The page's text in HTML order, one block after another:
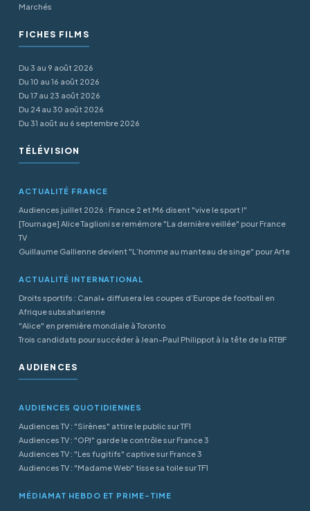
Marchés
FICHES FILMS
Du 3 au 9 août 2026
Du 10 au 16 août 2026
Du 17 au 23 août 2026
Du 24 au 30 août 2026
Du 31 août au 6 septembre 2026
TÉLÉVISION
ACTUALITÉ FRANCE
Audiences juillet 2026 : France 2 et M6 disent "vive le sport !"
[Tournage] Alice Taglioni se remémore "La dernière veillée" pour France
TV
Guillaume Gallienne devient "L’homme au manteau de singe" pour Arte
ACTUALITÉ INTERNATIONAL
Droits sportifs : Canal+ diffusera les coupes d’Europe de football en
Afrique subsaharienne
"Alice" en première mondiale à Toronto
Trois candidats pour succéder à Jean-Paul Philippot à la tête de la RTBF
AUDIENCES
AUDIENCES QUOTIDIENNES
Audiences TV : "Sirènes" attire le public sur TF1
Audiences TV : "OPJ" garde le contrôle sur France 3
Audiences TV : "Les fugitifs" captive sur France 3
Audiences TV : "Madame Web" tisse sa toile sur TF1
MÉDIAMAT HEBDO ET PRIME-TIME